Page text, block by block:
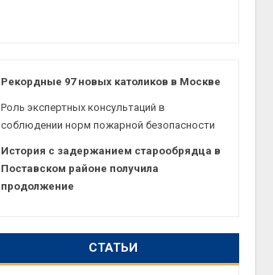
Рекордные 97 новых католиков в Москве
Роль экспертных консультаций в
соблюдении норм пожарной безопасности
История с задержанием старообрядца в
Поставском районе получила
продолжение
СТАТЬИ